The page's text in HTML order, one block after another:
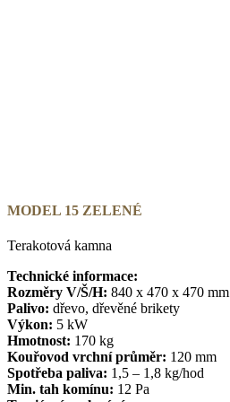
MODEL 15 ZELENÉ
Terakotová kamna
Technické informace:
Rozměry V/Š/H: 840 x 470 x 470 mm
Palivo: dřevo, dřevěné brikety
Výkon: 5 kW
Hmotnost: 170 kg
Kouřovod vrchní průměr: 120 mm
Spotřeba paliva: 1,5 – 1,8 kg/hod
Min. tah komínu: 12 Pa